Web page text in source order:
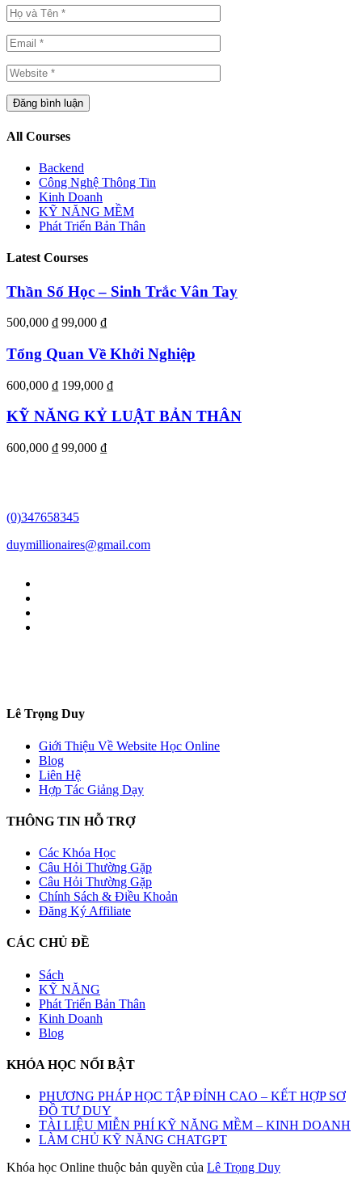
All Courses
Backend
Công Nghệ Thông Tin
Kinh Doanh
KỸ NĂNG MỀM
Phát Triển Bản Thân
Latest Courses
Thần Số Học – Sinh Trắc Vân Tay
500,000 ₫ 99,000 ₫
Tổng Quan Về Khởi Nghiệp
600,000 ₫ 199,000 ₫
KỸ NĂNG KỶ LUẬT BẢN THÂN
600,000 ₫ 99,000 ₫
(0)347658345
duymillionaires@gmail.com
Lê Trọng Duy
Giới Thiệu Về Website Học Online
Blog
Liên Hệ
Hợp Tác Giảng Dạy
THÔNG TIN HỖ TRỢ
Các Khóa Học
Câu Hỏi Thường Gặp
Câu Hỏi Thường Gặp
Chính Sách & Điều Khoản
Đăng Ký Affiliate
CÁC CHỦ ĐỀ
Sách
KỸ NĂNG
Phát Triển Bản Thân
Kinh Doanh
Blog
KHÓA HỌC NỔI BẬT
PHƯƠNG PHÁP HỌC TẬP ĐỈNH CAO – KẾT HỢP SƠ
ĐỒ TƯ DUY
TÀI LIỆU MIỄN PHÍ KỸ NĂNG MỀM – KINH DOANH
LÀM CHỦ KỸ NĂNG CHATGPT
Khóa học Online thuộc bản quyền của Lê Trọng Duy